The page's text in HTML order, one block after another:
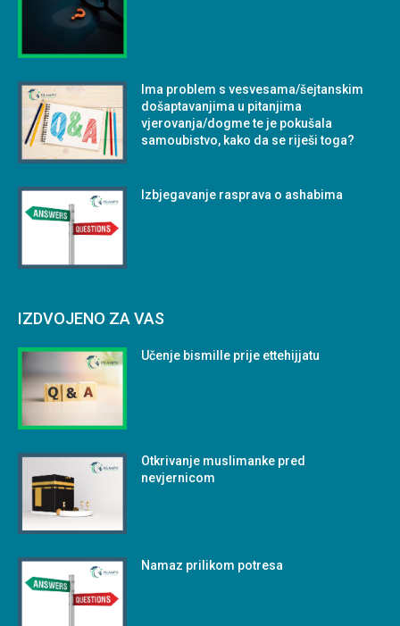
Ima problem s vesvesama/šejtanskim
došaptavanjima u pitanjima
vjerovanja/dogme te je pokušala
samoubistvo, kako da se riješi toga?
Izbjegavanje rasprava o ashabima
IZDVOJENO ZA VAS
Učenje bismille prije ettehijjatu
Otkrivanje muslimanke pred
nevjernicom
Namaz prilikom potresa